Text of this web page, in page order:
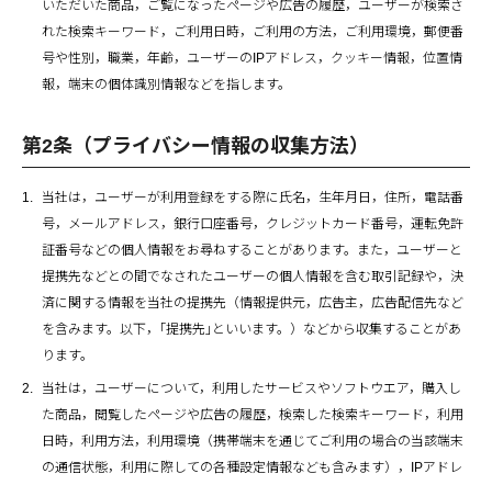
いただいた商品，ご覧になったページや広告の履歴，ユーザーが検索さ
れた検索キーワード，ご利用日時，ご利用の方法，ご利用環境，郵便番
号や性別，職業，年齢，ユーザーのIPアドレス，クッキー情報，位置情
報，端末の個体識別情報などを指します。
第2条（プライバシー情報の収集方法）
当社は，ユーザーが利用登録をする際に氏名，生年月日，住所，電話番
号，メールアドレス，銀行口座番号，クレジットカード番号，運転免許
証番号などの個人情報をお尋ねすることがあります。また，ユーザーと
提携先などとの間でなされたユーザーの個人情報を含む取引記録や，決
済に関する情報を当社の提携先（情報提供元，広告主，広告配信先など
を含みます。以下，｢提携先｣といいます。）などから収集することがあ
ります。
当社は，ユーザーについて，利用したサービスやソフトウエア，購入し
た商品，閲覧したページや広告の履歴，検索した検索キーワード，利用
日時，利用方法，利用環境（携帯端末を通じてご利用の場合の当該端末
の通信状態，利用に際しての各種設定情報なども含みます），IPアドレ